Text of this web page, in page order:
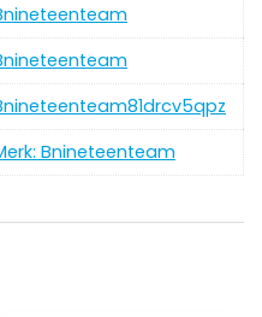
Bnineteenteam